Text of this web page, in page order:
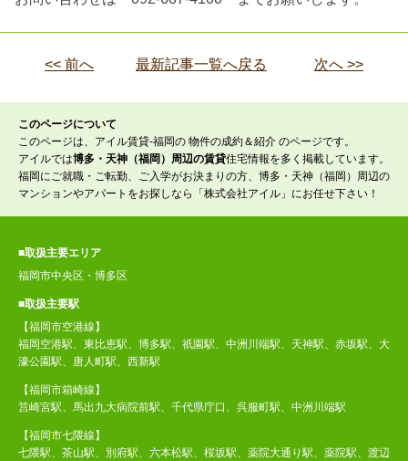
<< 前へ 最新記事一覧へ戻る 次へ >>
このページについて
このページは、アイル賃貸-福岡の 物件の成約＆紹介 のページです。
アイルでは博多・天神（福岡）周辺の賃貸住宅情報を多く掲載しています。
福岡にご就職・ご転勤、ご入学がお決まりの方、博多・天神（福岡）周辺の
マンションやアパートをお探しなら「株式会社アイル」にお任せ下さい！
■取扱主要エリア
福岡市中央区・博多区
■取扱主要駅
【福岡市空港線】
福岡空港駅、東比恵駅、博多駅、祇園駅、中洲川端駅、天神駅、赤坂駅、大
濠公園駅、唐人町駅、西新駅
【福岡市箱崎線】
筥崎宮駅、馬出九大病院前駅、千代県庁口、呉服町駅、中洲川端駅
【福岡市七隈線】
七隈駅、茶山駅、別府駅、六本松駅、桜坂駅、薬院大通り駅、薬院駅、渡辺